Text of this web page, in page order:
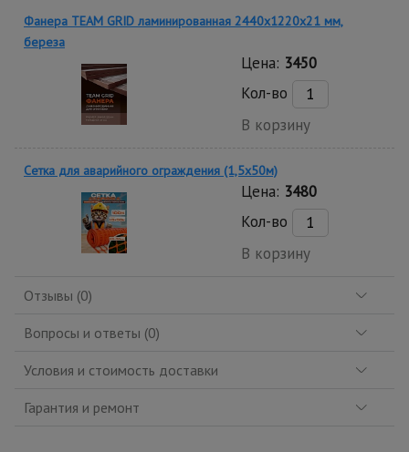
Фанера TEAM GRID ламинированная 2440х1220х21 мм,
береза
Цена: 3450
Кол-во
В корзину
Сетка для аварийного ограждения (1,5х50м)
Цена: 3480
Кол-во
В корзину
Отзывы (0)
Вопросы и ответы (0)
Условия и стоимость доставки
Гарантия и ремонт